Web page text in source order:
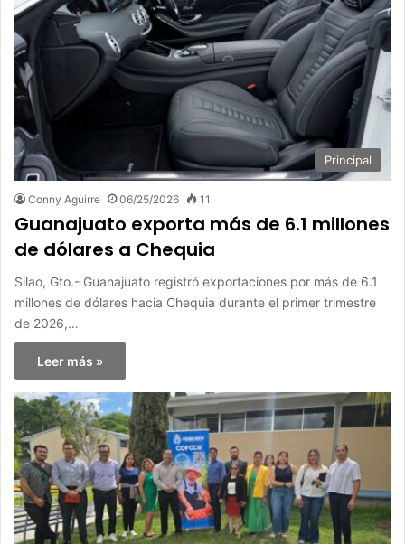
Principal
Conny Aguirre 06/25/2026 11
Guanajuato exporta más de 6.1 millones
de dólares a Chequia
Silao, Gto.- Guanajuato registró exportaciones por más de 6.1
millones de dólares hacia Chequia durante el primer trimestre
de 2026,…
Leer más »